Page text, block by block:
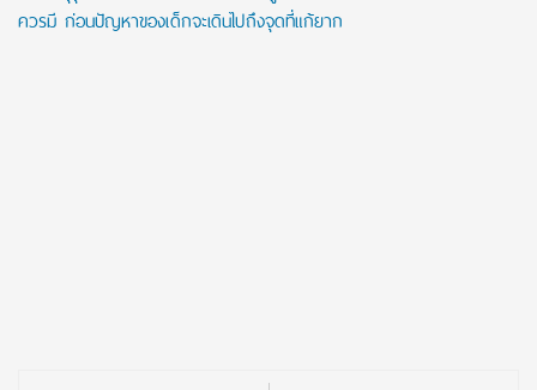
ควรมี ก่อนปัญหาของเด็กจะเดินไปถึงจุดที่แก้ยาก